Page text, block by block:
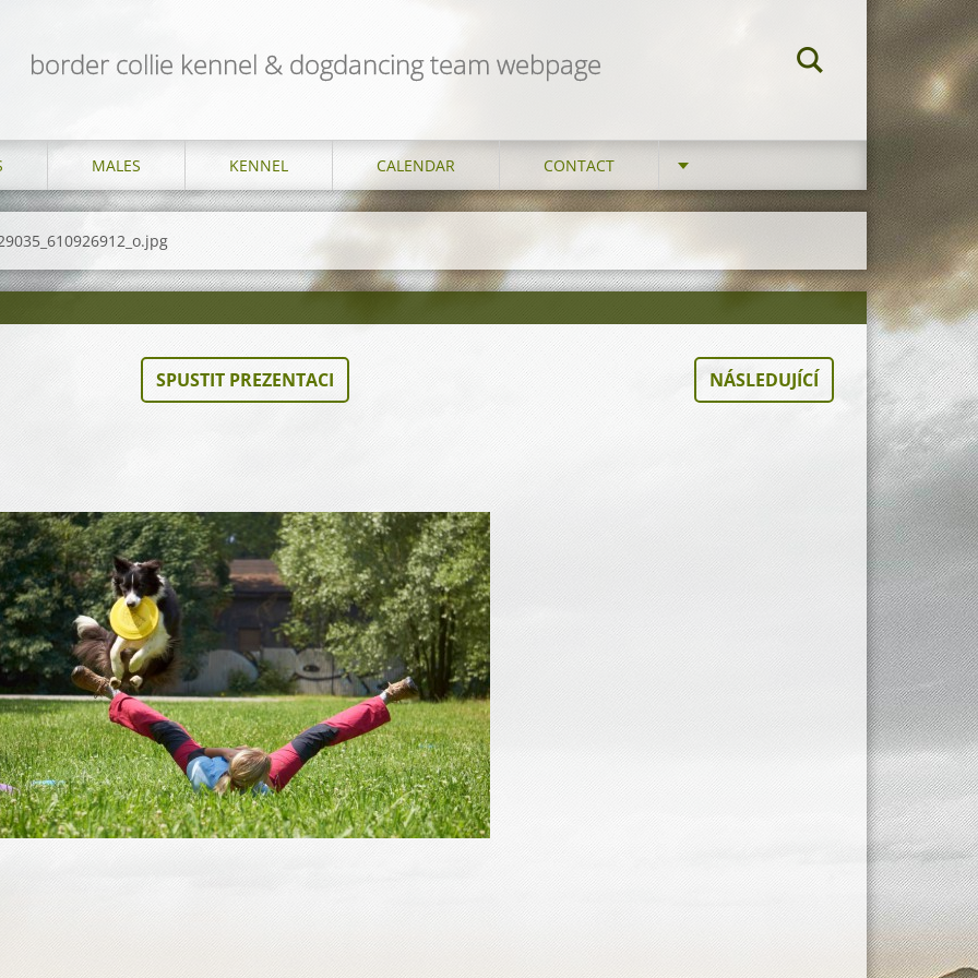
border collie kennel & dogdancing team webpage
MALES KENNEL CALENDAR CONTACT
SPUSTIT PREZENTACI NÁSLEDUJÍCÍ